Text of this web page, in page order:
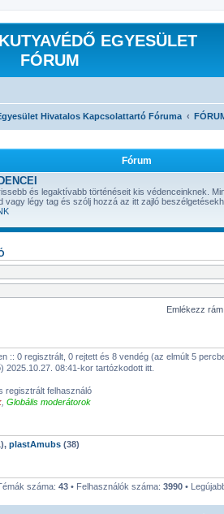
EGYESÜLET
FÓRUM
Hivatalos Kapcsolattartó Fóruma
Fórum
és legaktívabb történéseit kis védenceinknek.
vagy légy tag és szólj hozzá az itt zajló
Emlékezz
:: 0 regisztrált, 0 rejtett és 8 vendég (az elmúlt 5
2025.10.27. 08:41-kor tartózkodott itt.
regisztrált felhasználó
Globális moderátorok
plastAmubs (38)
száma: 43 • Felhasználók száma: 3990 •